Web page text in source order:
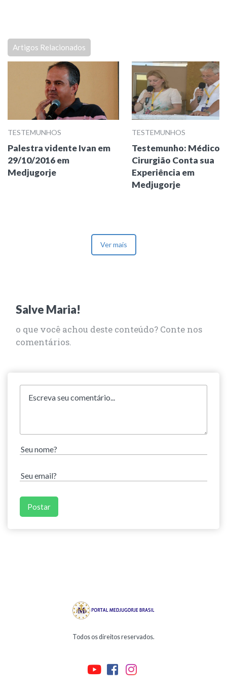
Artigos Relacionados
TESTEMUNHOS
Palestra vidente Ivan em
29/10/2016 em
Medjugorje
TESTEMUNHOS
Testemunho: Médico
Cirurgião Conta sua
Experiência em
Medjugorje
Ver mais
Salve Maria!
o que você achou deste conteúdo? Conte nos
comentários.
Todos os direitos reservados.